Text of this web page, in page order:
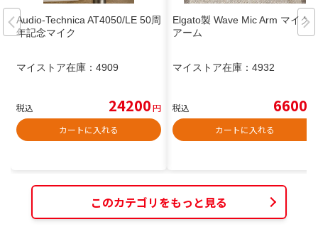
Audio-Technica AT4050/LE 50周
年記念マイク
マイストア在庫： 4909
税込 24200円
カートに入れる
Elgato製 Wave Mic Arm マイク
アーム
マイストア在庫： 4932
税込 6600
カートに入れる
このカテゴリをもっと見る